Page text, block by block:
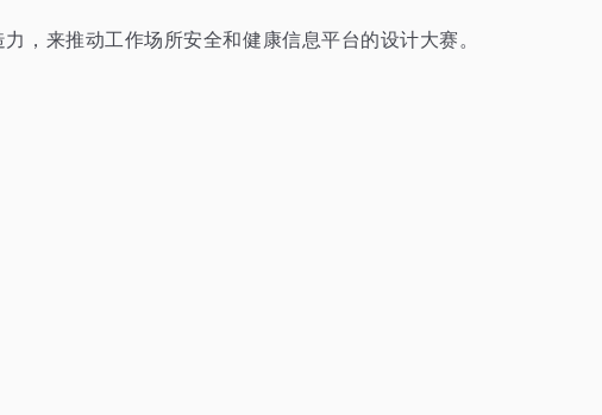
，来推动工作场所安全和健康信息平台的设计大赛。